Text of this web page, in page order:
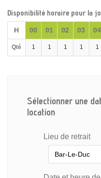
Disponibilité horaire pour la
H 00 01 02 03 04
Qté 1 1 1 1 1
Sélectionner une
location
Lieu de retrait